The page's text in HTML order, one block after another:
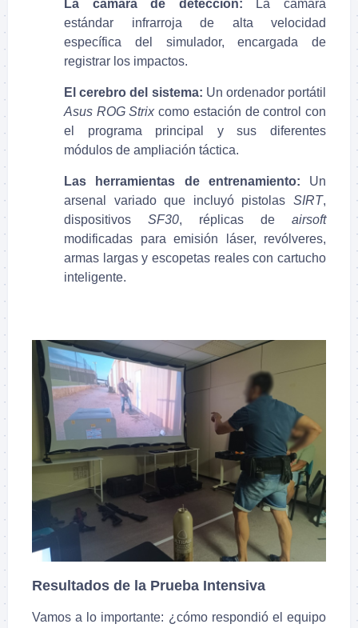
La cámara de detección: La cámara
estándar infrarroja de alta velocidad
específica del simulador, encargada de
registrar los impactos.
El cerebro del sistema: Un ordenador portátil
Asus ROG Strixcomo estación de control con
el programa principal y sus diferentes
módulos de ampliación táctica.
Las herramientas de entrenamiento: Un
arsenal variado que incluyó pistolas SIRT,
dispositivos SF30, réplicas de airsoft
modificadas para emisión láser, revólveres,
armas largas y escopetas reales con cartucho
inteligente.
Resultados de la Prueba Intensiva
Vamos a lo importante: ¿cómo respondió el equipo